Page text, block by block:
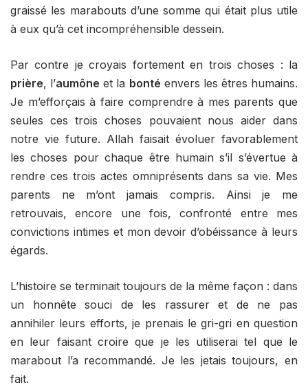
graissé les marabouts d’une somme qui était plus utile
à eux qu’à cet incompréhensible dessein.
Par contre je croyais fortement en trois choses : la
prière, l’aumône et la bonté envers les êtres humains.
Je m’efforçais à faire comprendre à mes parents que
seules ces trois choses pouvaient nous aider dans
notre vie future. Allah faisait évoluer favorablement
les choses pour chaque être humain s’il s’évertue à
rendre ces trois actes omniprésents dans sa vie. Mes
parents ne m’ont jamais compris. Ainsi je me
retrouvais, encore une fois, confronté entre mes
convictions intimes et mon devoir d’obéissance à leurs
égards.
L’histoire se terminait toujours de la même façon : dans
un honnête souci de les rassurer et de ne pas
annihiler leurs efforts, je prenais le gri-gri en question
en leur faisant croire que je les utiliserai tel que le
marabout l’a recommandé. Je les jetais toujours, en
fait.